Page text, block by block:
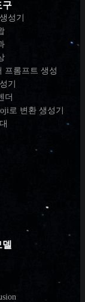
구
성기
프롬프트 생성
기
더
로 변환 생성기